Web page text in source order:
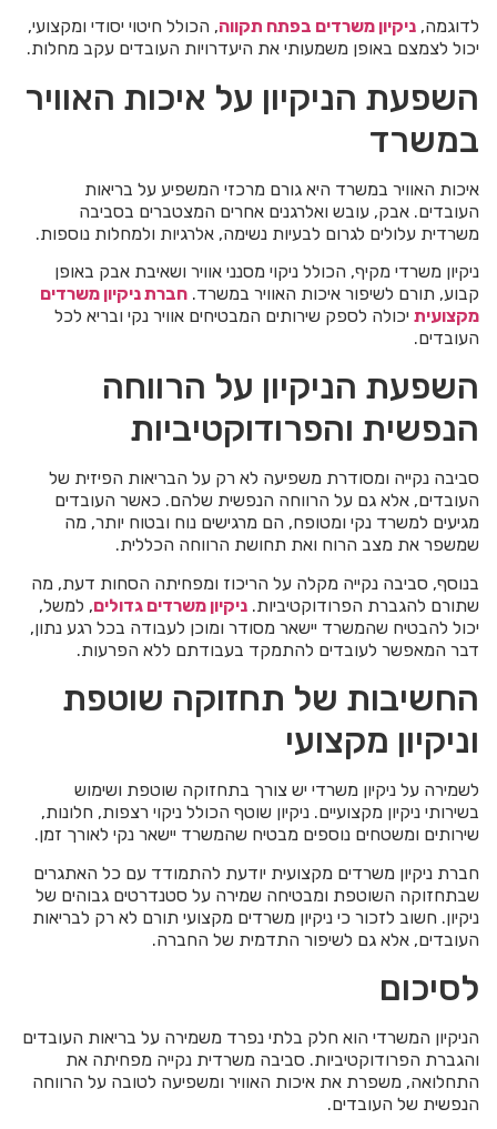
לדוגמה, ניקיון משרדים בפתח תקווה, הכולל חיטוי יסודי ומקצועי,
יכול לצמצם באופן משמעותי את היעדרויות העובדים עקב מחלות.
השפעת הניקיון על איכות האוויר
במשרד
איכות האוויר במשרד היא גורם מרכזי המשפיע על בריאות
העובדים. אבק, עובש ואלרגנים אחרים המצטברים בסביבה
משרדית עלולים לגרום לבעיות נשימה, אלרגיות ולמחלות נוספות.
ניקיון משרדי מקיף, הכולל ניקוי מסנני אוויר ושאיבת אבק באופן
קבוע, תורם לשיפור איכות האוויר במשרד. חברת ניקיון משרדים
מקצועית יכולה לספק שירותים המבטיחים אוויר נקי ובריא לכל
העובדים.
השפעת הניקיון על הרווחה
הנפשית והפרודוקטיביות
סביבה נקייה ומסודרת משפיעה לא רק על הבריאות הפיזית של
העובדים, אלא גם על הרווחה הנפשית שלהם. כאשר העובדים
מגיעים למשרד נקי ומטופח, הם מרגישים נוח ובטוח יותר, מה
שמשפר את מצב הרוח ואת תחושת הרווחה הכללית.
בנוסף, סביבה נקייה מקלה על הריכוז ומפחיתה הסחות דעת, מה
שתורם להגברת הפרודוקטיביות. ניקיון משרדים גדולים, למשל,
יכול להבטיח שהמשרד יישאר מסודר ומוכן לעבודה בכל רגע נתון,
דבר המאפשר לעובדים להתמקד בעבודתם ללא הפרעות.
החשיבות של תחזוקה שוטפת
וניקיון מקצועי
לשמירה על ניקיון משרדי יש צורך בתחזוקה שוטפת ושימוש
בשירותי ניקיון מקצועיים. ניקיון שוטף הכולל ניקוי רצפות, חלונות,
שירותים ומשטחים נוספים מבטיח שהמשרד יישאר נקי לאורך זמן.
חברת ניקיון משרדים מקצועית יודעת להתמודד עם כל האתגרים
שבתחזוקה השוטפת ומבטיחה שמירה על סטנדרטים גבוהים של
ניקיון. חשוב לזכור כי ניקיון משרדים מקצועי תורם לא רק לבריאות
העובדים, אלא גם לשיפור התדמית של החברה.
לסיכום
הניקיון המשרדי הוא חלק בלתי נפרד משמירה על בריאות העובדים
והגברת הפרודוקטיביות. סביבה משרדית נקייה מפחיתה את
התחלואה, משפרת את איכות האוויר ומשפיעה לטובה על הרווחה
הנפשית של העובדים.